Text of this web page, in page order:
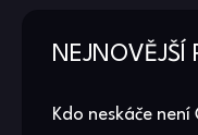
NEJNOVĚJŠÍ
Kdo neskáče